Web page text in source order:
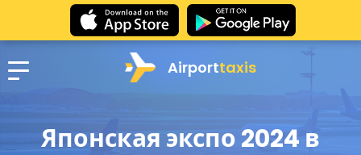
Airporttaxis
Японская экспо 2024 в